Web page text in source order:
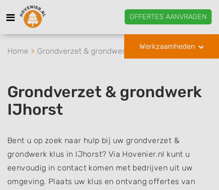
OFFERTES AANVRAGEN
Werkzaamheden
Home Grondverzet & grondwerk IJhorst
Grondverzet & grondwerk
IJhorst
Bent u op zoek naar hulp bij uw grondverzet &
grondwerk klus in IJhorst? Via Hovenier.nl kunt u
eenvoudig in contact komen met bedrijven uit uw
omgeving. Plaats uw klus en ontvang offertes van